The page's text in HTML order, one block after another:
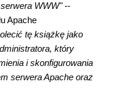
WWW"--
Apache
tę książkę jako
który
i skonfigurowania
serwera Apache oraz